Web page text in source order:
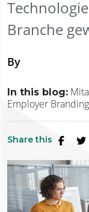
Branche
By
In this blog:
Employer Branding
Share this